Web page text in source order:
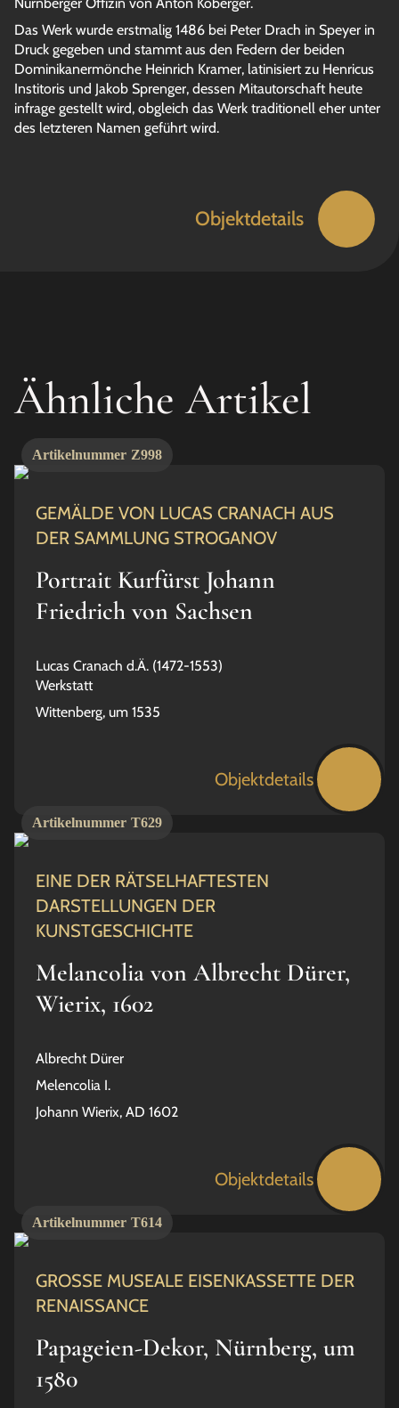
Das Werk wurde erstmalig 1486 bei Peter Drach in Speyer in
Druck gegeben und stammt aus den Federn der beiden
Dominikanermönche Heinrich Kramer, latinisiert zu Henricus
Institoris und Jakob Sprenger, dessen Mitautorschaft heute
infrage gestellt wird, obgleich das Werk traditionell eher unter
des letzteren Namen geführt wird.
Objektdetails
Ähnliche Artikel
Artikelnummer Z998
GEMÄLDE VON LUCAS CRANACH AUS
DER SAMMLUNG STROGANOV
Portrait Kurfürst Johann
Friedrich von Sachsen
Lucas Cranach d.Ä. (1472-1553)
Werkstatt
Wittenberg, um 1535
Objektdetails
Artikelnummer T629
EINE DER RÄTSELHAFTESTEN
DARSTELLUNGEN DER
KUNSTGESCHICHTE
Melancolia von Albrecht Dürer,
Wierix, 1602
Albrecht Dürer
Melencolia I.
Johann Wierix, AD 1602
Objektdetails
Artikelnummer T614
GROSSE MUSEALE EISENKASSETTE DER
RENAISSANCE
Papageien-Dekor, Nürnberg, um
1580